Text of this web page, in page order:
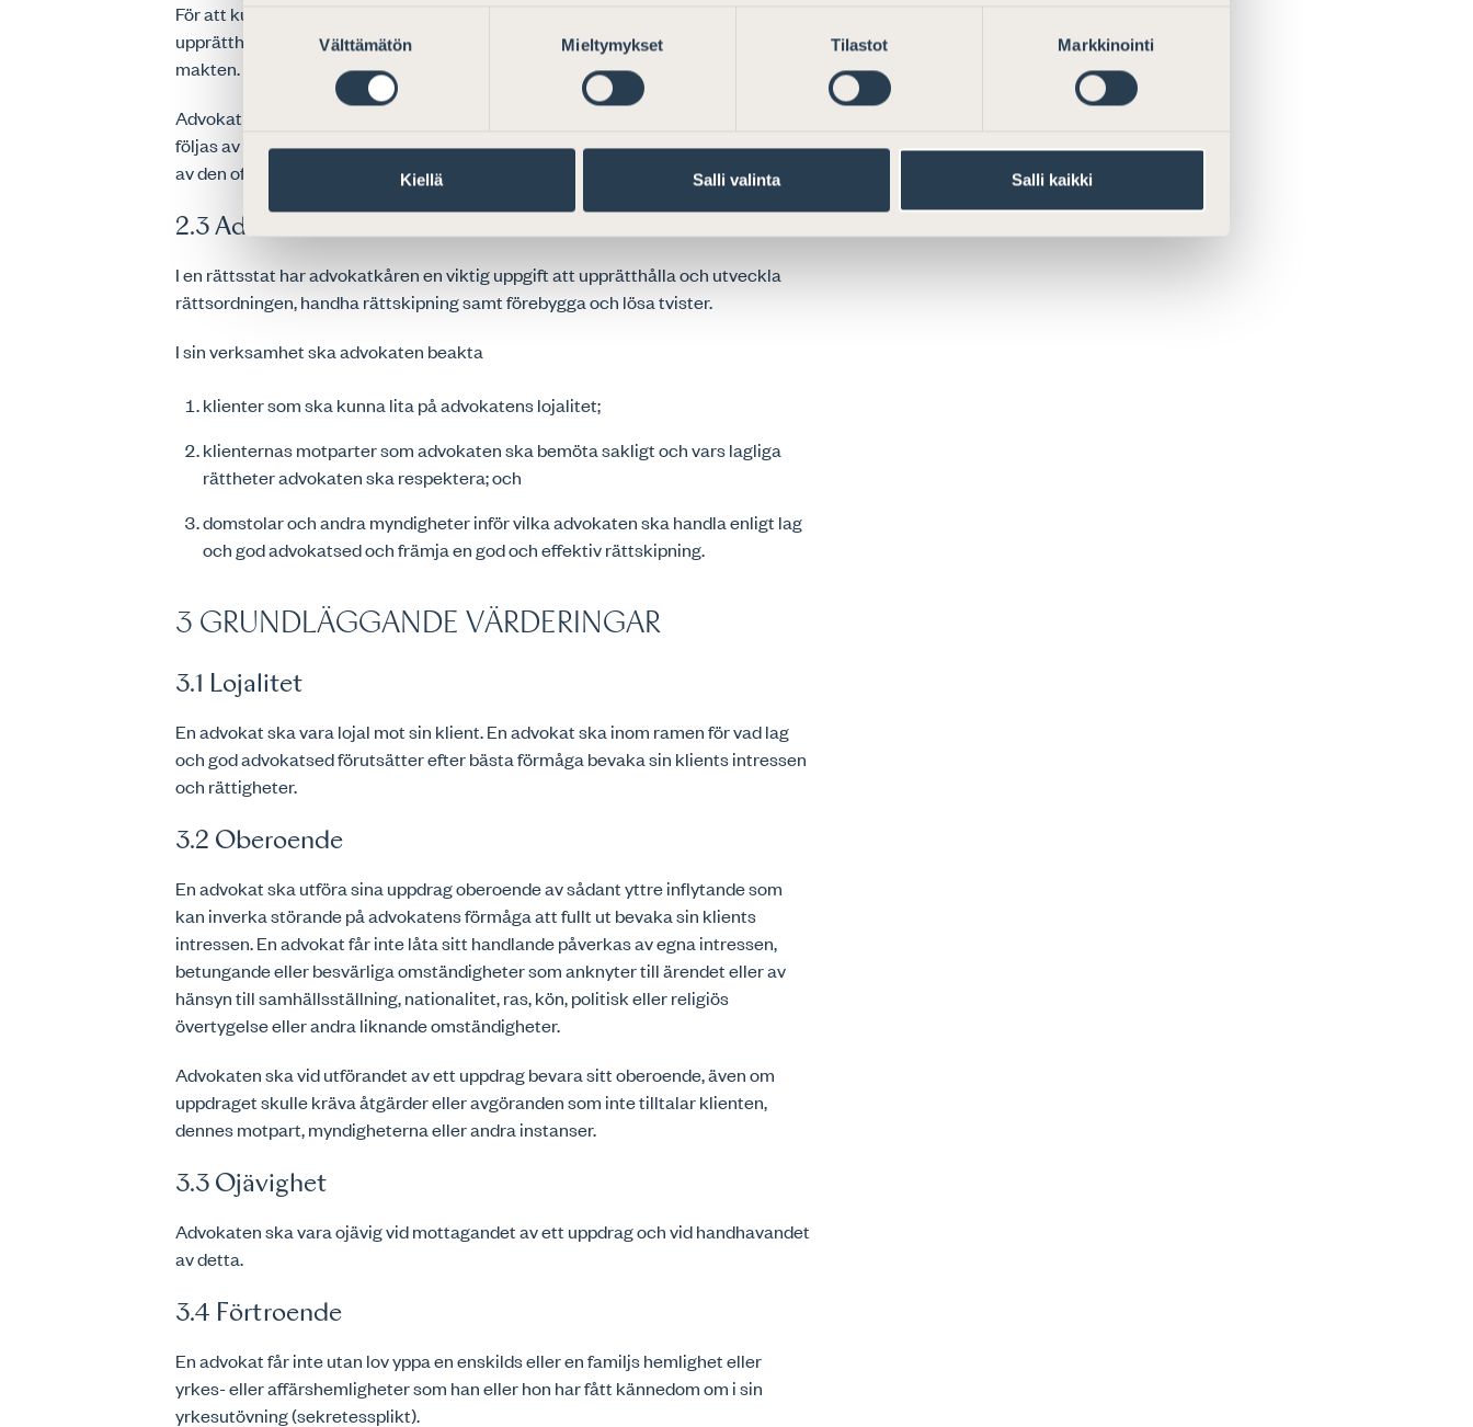
Suostumuksen
valinta
Välttämätön Mieltymykset Tilastot Markkinointi
Kiellä Salli valinta Salli kaikki
För att kunna försvara de grundläggande och mänskliga rättigheterna och
upprätthålla rättsstaten måste advokatkåren stå oberoende från den offentliga
makten.
Advokatkårens rätt att självständigt fastställa regler och bestämmelser som ska
följas av advokaterna och övervaka att reglerna följs främjar kårens oberoende
av den offentliga makten.
2.3 Advokatkåren som en del av rättsstaten
I en rättsstat har advokatkåren en viktig uppgift att upprätthålla och utveckla
rättsordningen, handha rättskipning samt förebygga och lösa tvister.
I sin verksamhet ska advokaten beakta
klienter som ska kunna lita på advokatens lojalitet;
klienternas motparter som advokaten ska bemöta sakligt och vars lagliga
rättheter advokaten ska respektera; och
domstolar och andra myndigheter inför vilka advokaten ska handla enligt lag
och god advokatsed och främja en god och effektiv rättskipning.
3 GRUNDLÄGGANDE VÄRDERINGAR
3.1 Lojalitet
En advokat ska vara lojal mot sin klient. En advokat ska inom ramen för vad lag
och god advokatsed förutsätter efter bästa förmåga bevaka sin klients intressen
och rättigheter.
3.2 Oberoende
En advokat ska utföra sina uppdrag oberoende av sådant yttre inflytande som
kan inverka störande på advokatens förmåga att fullt ut bevaka sin klients
intressen. En advokat får inte låta sitt handlande påverkas av egna intressen,
betungande eller besvärliga omständigheter som anknyter till ärendet eller av
hänsyn till samhällsställning, nationalitet, ras, kön, politisk eller religiös
övertygelse eller andra liknande omständigheter.
Advokaten ska vid utförandet av ett uppdrag bevara sitt oberoende, även om
uppdraget skulle kräva åtgärder eller avgöranden som inte tilltalar klienten,
dennes motpart, myndigheterna eller andra instanser.
3.3 Ojävighet
Advokaten ska vara ojävig vid mottagandet av ett uppdrag och vid handhavandet
av detta.
3.4 Förtroende
En advokat får inte utan lov yppa en enskilds eller en familjs hemlighet eller
yrkes- eller affärshemligheter som han eller hon har fått kännedom om i sin
yrkesutövning (sekretessplikt).